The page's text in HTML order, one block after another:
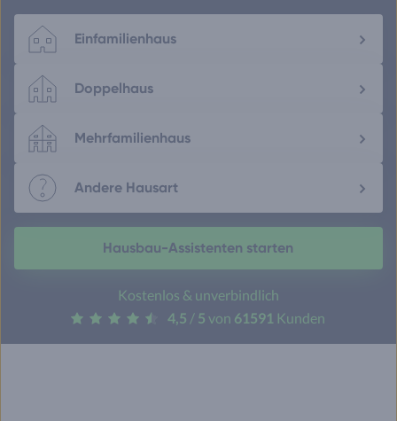
Einfamilienhaus
Doppelhaus
Mehrfamilienhaus
Andere Hausart
Hausbau-Assistenten starten
Kostenlos & unverbindlich
4,5 / 5 von 61591 Kunden